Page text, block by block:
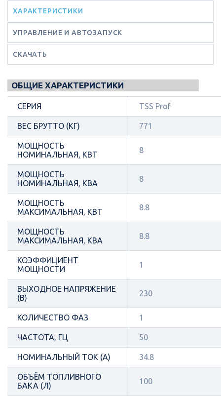
ХАРАКТЕРИСТИКИ
УПРАВЛЕНИЕ И АВТОЗАПУСК
СКАЧАТЬ
ОБЩИЕ ХАРАКТЕРИСТИКИ
СЕРИЯ TSS Prof
ВЕС БРУТТО (КГ) 771
МОЩНОСТЬ
НОМИНАЛЬНАЯ, КВТ
8
МОЩНОСТЬ
НОМИНАЛЬНАЯ, КВА
8
МОЩНОСТЬ
МАКСИМАЛЬНАЯ, КВТ
8.8
МОЩНОСТЬ
МАКСИМАЛЬНАЯ, КВА
8.8
КОЭФФИЦИЕНТ
МОЩНОСТИ
1
ВЫХОДНОЕ НАПРЯЖЕНИЕ
(В)
230
КОЛИЧЕСТВО ФАЗ 1
ЧАСТОТА, ГЦ 50
НОМИНАЛЬНЫЙ ТОК (А) 34.8
ОБЪЁМ ТОПЛИВНОГО
БАКА (Л)
100